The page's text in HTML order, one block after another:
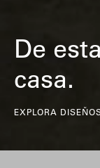
De
casa.
EXPLORA